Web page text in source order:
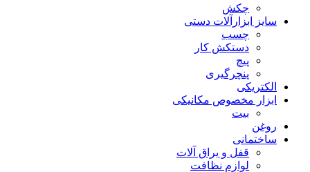
چکش
سایز ابزارآلات دستی
چسب
دستکش کار
پیچ
پنچرگیری
الکتریکی
ابزار مخصوص مکانیکی
بیت
روغن
ساختمانی
قفل و یراق آلات
لوازم نظافت